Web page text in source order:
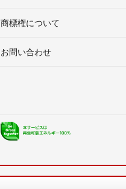
商標権について
お問い合わせ